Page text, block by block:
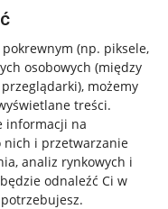
(np. piksele,
osobowych (między
, możemy
treści.
informacji na
nich i przetwarzanie
analiz rynkowych i
odnaleźć Ci w